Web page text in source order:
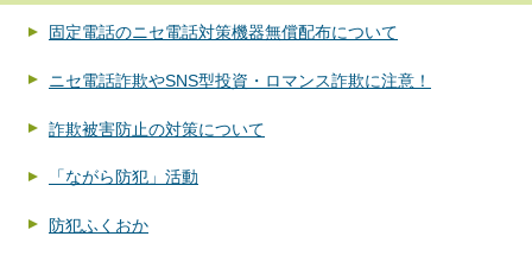
固定電話のニセ電話対策機器無償配布について
ニセ電話詐欺やSNS型投資・ロマンス詐欺に注意！
詐欺被害防止の対策について
「ながら防犯」活動
防犯ふくおか